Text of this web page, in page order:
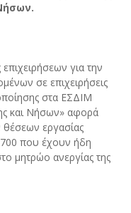
για την
σε επιχειρήσεις
στα ΕΣΔΙΜ
και Νήσων» αφορά
θέσεων εργασίας
που έχουν ήδη
μητρώο ανεργίας της